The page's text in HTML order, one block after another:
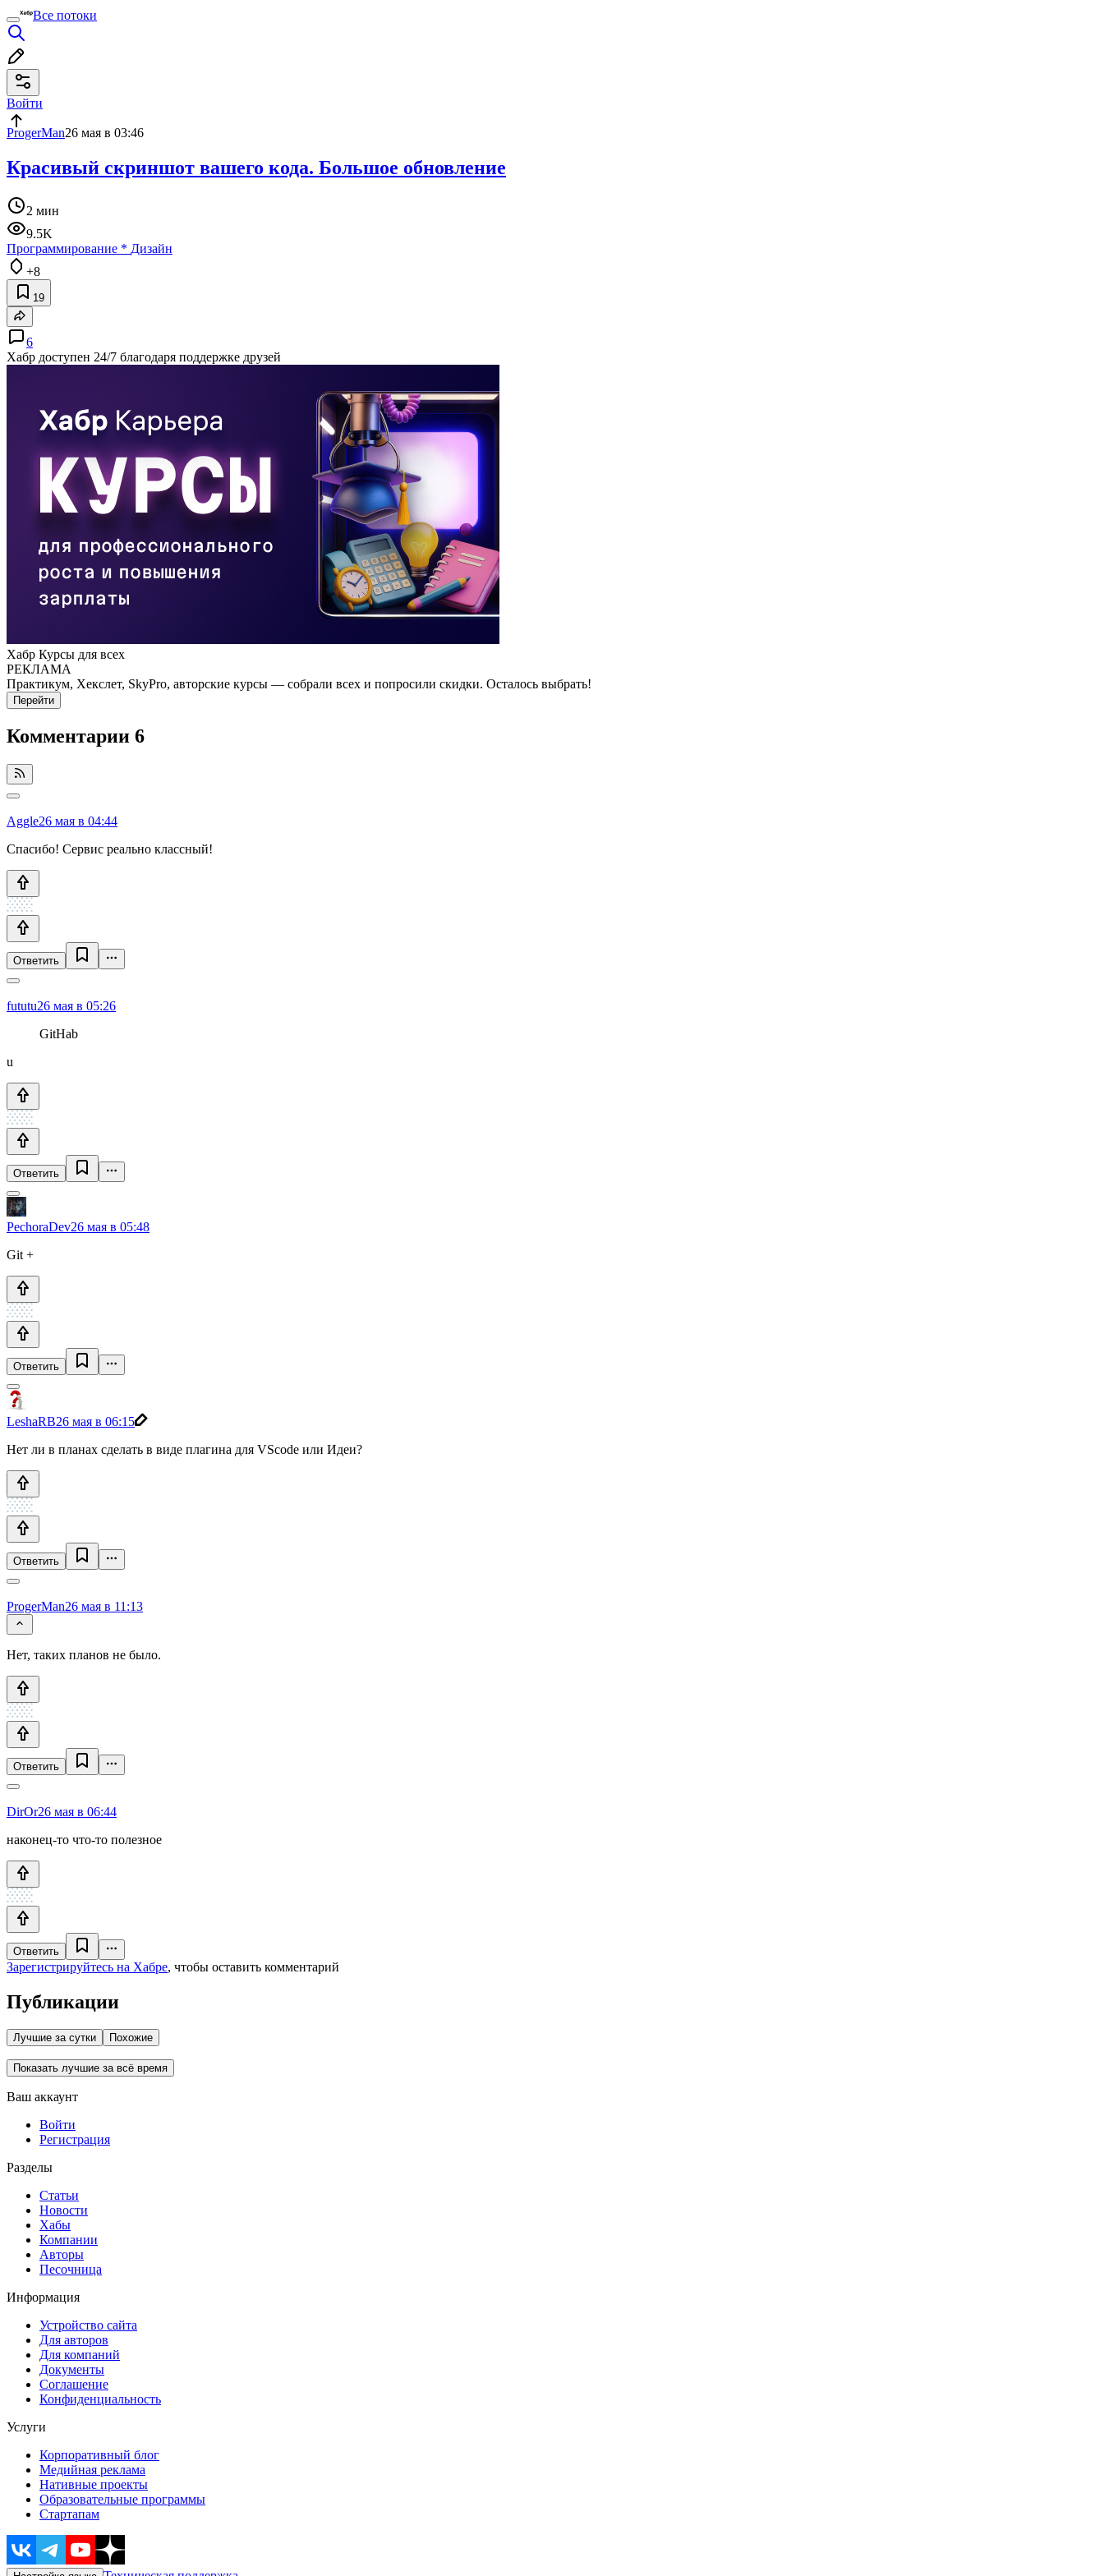
Все потоки
Войти
ProgerMan26 мая в 03:46
Красивый скриншот вашего кода. Большое обновление
2 мин
9.5K
Программирование * Дизайн
+8
19
6
Хабр доступен 24/7 благодаря поддержке друзей
Хабр Курсы для всех
РЕКЛАМА
Практикум, Хекслет, SkyPro, авторские курсы — собрали всех и попросили скидки. Осталось выбрать!
Перейти
Комментарии 6
Aggle26 мая в 04:44
Спасибо! Сервис реально классный!
Ответить
fututu26 мая в 05:26
GitHab
u
Ответить
PechoraDev26 мая в 05:48
Git +
Ответить
LeshaRB26 мая в 06:15
Нет ли в планах сделать в виде плагина для VScode или Идеи?
Ответить
ProgerMan26 мая в 11:13
Нет, таких планов не было.
Ответить
DirOr26 мая в 06:44
наконец-то что-то полезное
Ответить
Зарегистрируйтесь на Хабре, чтобы оставить комментарий
Публикации
Лучшие за сутки Похожие
Показать лучшие за всё время
Ваш аккаунт
Войти
Регистрация
Разделы
Статьи
Новости
Хабы
Компании
Авторы
Песочница
Информация
Устройство сайта
Для авторов
Для компаний
Документы
Соглашение
Конфиденциальность
Услуги
Корпоративный блог
Медийная реклама
Нативные проекты
Образовательные программы
Стартапам